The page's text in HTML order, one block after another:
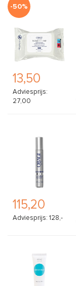
-50%
13,50
Adviesprijs:
27,00
115,20
Adviesprijs: 128,-